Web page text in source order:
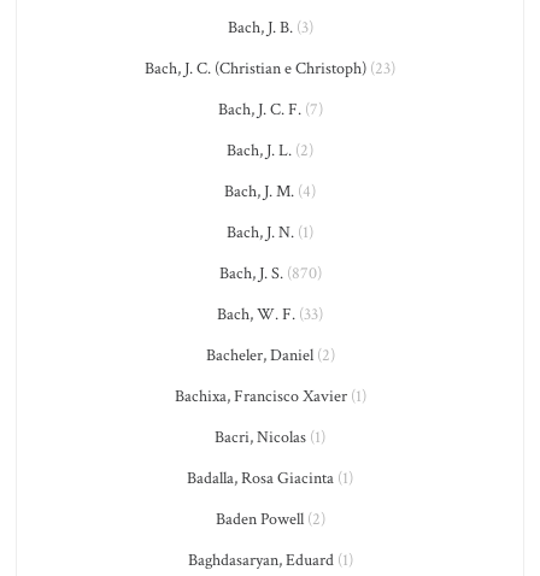
Bach, J. B.(3)
Bach, J. C. (Christian e Christoph) (23)
Bach, J. C. F.(7)
Bach, J. L. (2)
Bach, J. M. (4)
Bach, J. N. (1)
Bach, J. S.(870)
Bach, W. F. (33)
Bacheler, Daniel(2)
Bachixa, Francisco Xavier(1)
Bacri, Nicolas (1)
Badalla, Rosa Giacinta (1)
Baden Powell(2)
Baghdasaryan, Eduard(1)